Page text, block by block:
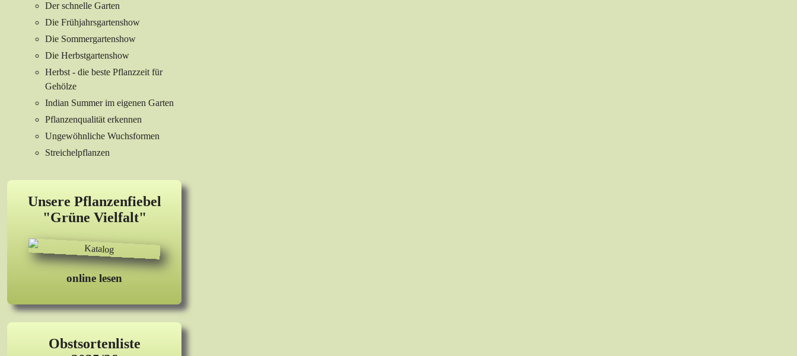
Der schnelle Garten
Die Frühjahrsgartenshow
Die Sommergartenshow
Die Herbstgartenshow
Herbst - die beste Pflanzzeit für
Gehölze
Indian Summer im eigenen Garten
Pflanzenqualität erkennen
Ungewöhnliche Wuchsformen
Streichelpflanzen
Unsere Pflanzenfiebel
"Grüne Vielfalt"
online lesen
Obstsortenliste